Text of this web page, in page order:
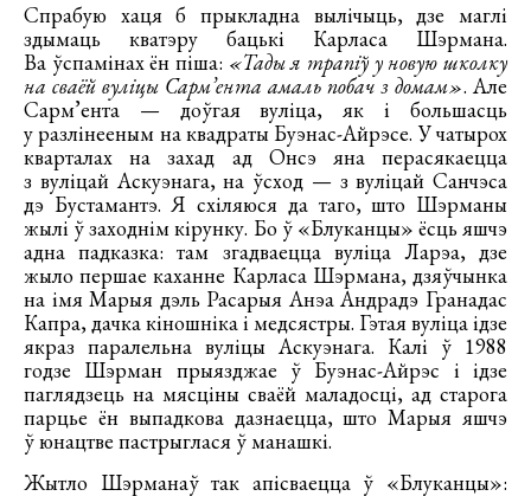
Спрабую хаця б прыкладна вылічыць, дзе маглі
здымаць кватэру бацькі Карласа Шэрмана.
Ва ўспамінах ён піша: «Тады я трапіў у новую школку
на сваёй вуліцы Сарм’ента амаль побач з домам». Але
Сарм’ента — доўгая вуліца, як і большасць
у разлінееным на квадраты Буэнас-Айрэсе. У чатырох
кварталах на захад ад Онсэ яна перасякаецца
з вуліцай Аскуэнага, на ўсход — з вуліцай Санчэса
дэ Бустамантэ. Я схіляюся да таго, што Шэрманы
жылі ў заходнім кірунку. Бо ў «Блуканцы» ёсць яшчэ
адна падказка: там згадваецца вуліца Ларэа, дзе
жыло першае каханне Карласа Шэрмана, дзяўчынка
на імя Марыя дэль Расарыя Анэа Андрадэ Гранадас
Капра, дачка кіношніка і медсястры. Гэтая вуліца ідзе
якраз паралельна вуліцы Аскуэнага. Калі ў 1988
годзе Шэрман прыязджае ў Буэнас-Айрэс і ідзе
паглядзець на мясціны сваёй маладосці, ад старога
парцье ён выпадкова дазнаецца, што Марыя яшчэ
ў юнацтве пастрыглася ў манашкі.
Жытло Шэрманаў так апісваецца ў «Блуканцы»: